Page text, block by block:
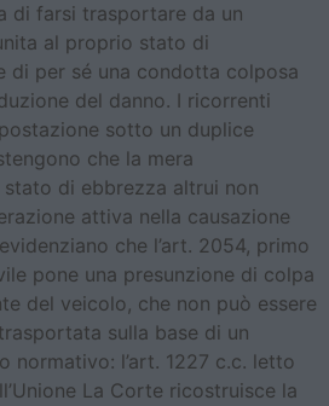
di farsi trasportare da un
al proprio stato di
di per sé una condotta colposa
del danno. I ricorrenti
sotto un duplice
che la mera
di ebbrezza altrui non
attiva nella causazione
che l’art. 2054, primo
pone una presunzione di colpa
del veicolo, che non può essere
sulla base di un
normativo: l’art. 1227 c.c. letto
La Corte ricostruisce la